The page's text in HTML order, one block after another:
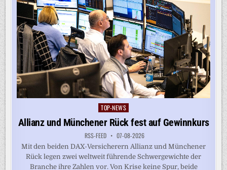
Posted
TOP-NEWS
Allianz und Münchener Rück fest auf Gewinnkurs
RSS-FEED 07-08-2026
Mit den beiden DAX-Versicherern Allianz und Münchener
Rück legen zwei weltweit führende Schwergewichte der
Branche ihre Zahlen vor. Von Krise keine Spur, beide